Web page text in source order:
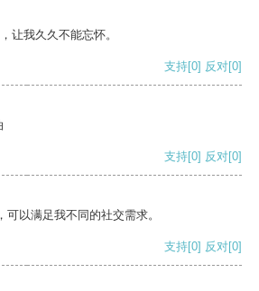
让我久久不能忘怀。
支持[0] 反对[0]
支持[0] 反对[0]
以满足我不同的社交需求。
支持[0] 反对[0]